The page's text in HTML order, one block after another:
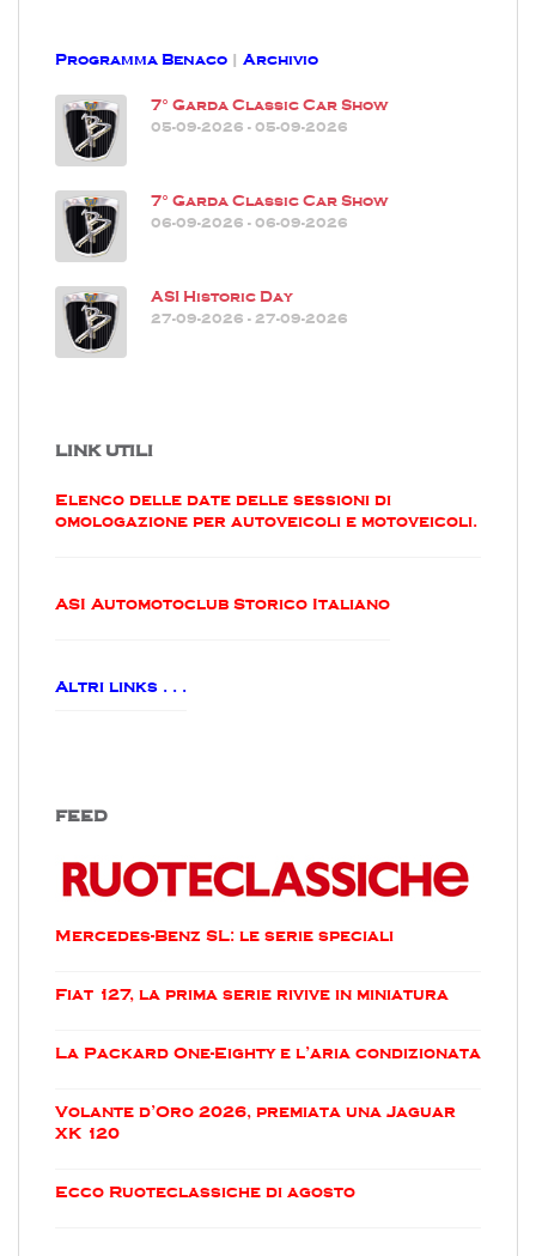
Programma Benaco | Archivio
7° Garda Classic Car Show
05-09-2026 - 05-09-2026
7° Garda Classic Car Show
06-09-2026 - 06-09-2026
ASI Historic Day
27-09-2026 - 27-09-2026
LINK UTILI
Elenco delle date delle sessioni di
omologazione per autoveicoli e motoveicoli.
ASI Automotoclub Storico Italiano
Altri links . . .
FEED
Mercedes-Benz SL: le serie speciali
Fiat 127, la prima serie rivive in miniatura
La Packard One-Eighty e l’aria condizionata
Volante d’Oro 2026, premiata una Jaguar
XK 120
Ecco Ruoteclassiche di agosto